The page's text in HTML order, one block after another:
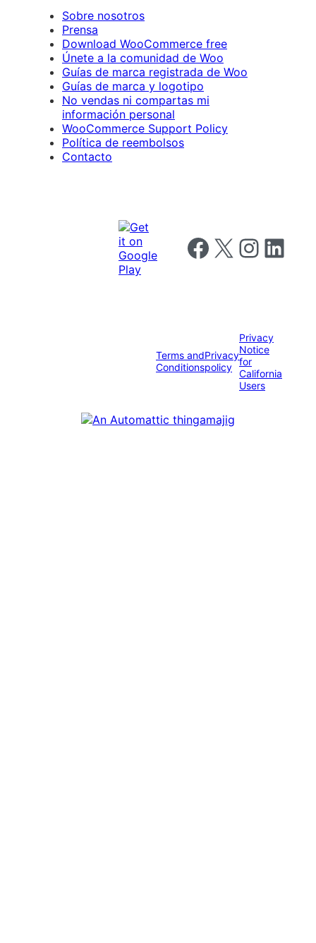
Sobre nosotros
Prensa
Download WooCommerce free
Únete a la comunidad de Woo
Guías de marca registrada de Woo
Guías de marca y logotipo
No vendas ni compartas mi
información personal
WooCommerce Support Policy
Política de reembolsos
Contacto
Follow us on Facebook
Follow us on X Follow us on
Follow us
Terms and
Conditions
Privacy
policy
Privacy
Notice
for
California
Users